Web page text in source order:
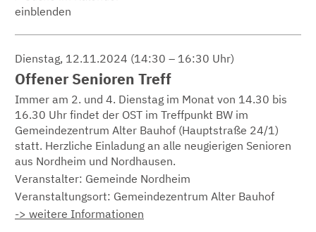
einblenden
Dienstag, 12.11.2024 (14:30 – 16:30 Uhr)
Offener Senioren Treff
Immer am 2. und 4. Dienstag im Monat von 14.30 bis
16.30 Uhr findet der OST im Treffpunkt BW im
Gemeindezentrum Alter Bauhof (Hauptstraße 24/1)
statt. Herzliche Einladung an alle neugierigen Senioren
aus Nordheim und Nordhausen.
Veranstalter: Gemeinde Nordheim
Veranstaltungsort: Gemeindezentrum Alter Bauhof
-> weitere Informationen